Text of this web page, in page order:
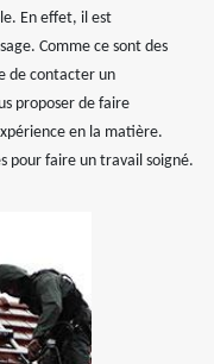
En effet, il est
Comme ce sont des
de contacter un
proposer de faire
en la matière.
pour faire un travail soigné.